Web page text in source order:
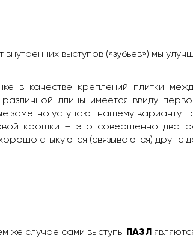
внутренних выступов («зубьев») мы
в качестве креплений плитки
различной длины имеется ввиду
заметно уступают нашему варианту.
крошки – это совершенно два
стыкуются (связываются) друг с
же случае сами выступы ПАЗЛ